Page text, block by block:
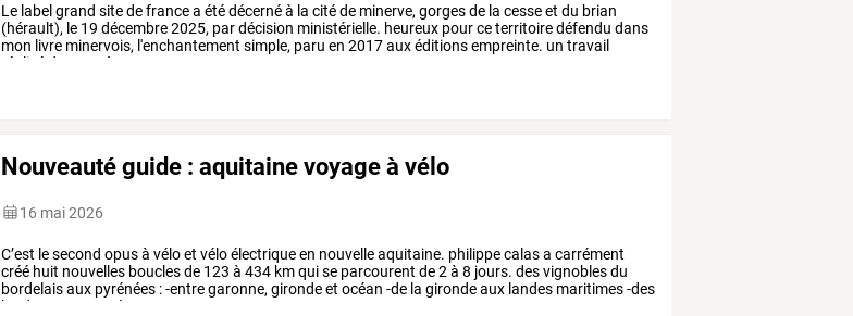
Le label grand sitedefrancea étédécernéà la citéde minerve, gorgesde la cesseet du brian
(hérault), le 19 décembre2025, pardécision ministérielle. heureux pourceterritoiredéfendu dans
mon livre minervois, l'enchantement simple, paru en 2017auxéditionsempreinte. un travail
réalisé de à
Nouveauté guide : aquitaine voyage à vélo
16 mai 2026
C’est lesecond opusà véloet véloélectriqueen nouvelleaquitaine. philippecalasa carrément
créé huit nouvelles bouclesde 123 à 434 kmquise parcourent de2 à 8 jours. desvignoblesdu
bordelaisaux pyrénées :-entregaronne, girondeet océan -de la girondeaux landes maritimes-des
landes
à